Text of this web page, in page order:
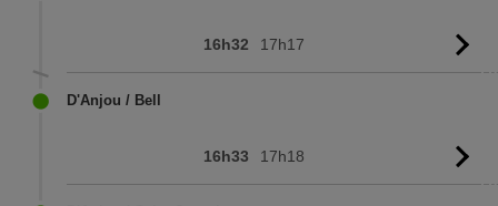
16h32 17h17
D'Anjou / Bell
16h33 17h18